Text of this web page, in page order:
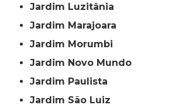
Jardim Luzitânia
Jardim Marajoara
Jardim Morumbi
Jardim Novo Mundo
Jardim Paulista
Jardim São Luiz